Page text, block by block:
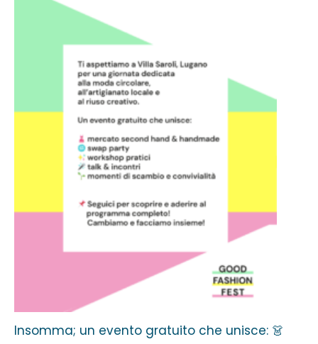
Insomma; un evento gratuito che unisce: 👗